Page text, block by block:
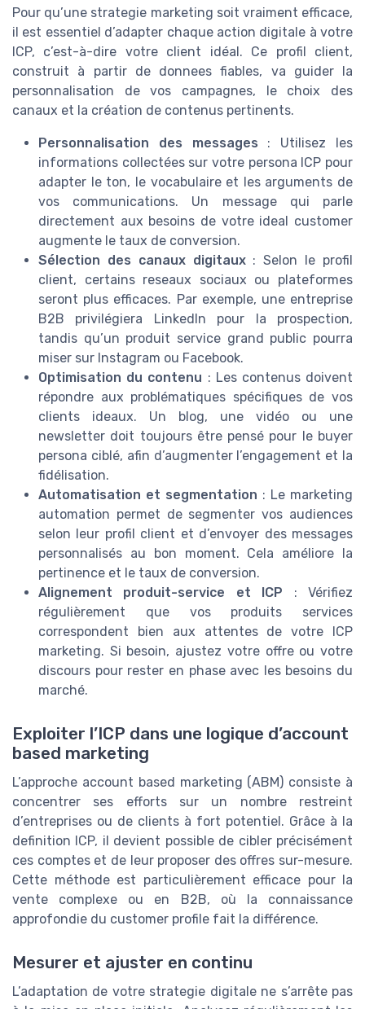
Pour qu’une strategie marketing soit vraiment efficace,
il est essentiel d’adapter chaque action digitale à votre
ICP, c’est-à-dire votre client idéal. Ce profil client,
construit à partir de donnees fiables, va guider la
personnalisation de vos campagnes, le choix des
canaux et la création de contenus pertinents.
Personnalisation des messages : Utilisez les
informations collectées sur votre persona ICP pour
adapter le ton, le vocabulaire et les arguments de
vos communications. Un message qui parle
directement aux besoins de votre ideal customer
augmente le taux de conversion.
Sélection des canaux digitaux: Selon le profil
client, certains reseaux sociaux ou plateformes
seront plus efficaces. Par exemple, une entreprise
B2B privilégiera LinkedIn pour la prospection,
tandis qu’un produit service grand public pourra
miser sur Instagram ou Facebook.
Optimisation du contenu : Les contenus doivent
répondre aux problématiques spécifiques de vos
clients ideaux. Un blog, une vidéo ou une
newsletter doit toujours être pensé pour le buyer
persona ciblé, afin d’augmenter l’engagement et la
fidélisation.
Automatisation et segmentation : Le marketing
automation permet de segmenter vos audiences
selon leur profil client et d’envoyer des messages
personnalisés au bon moment. Cela améliore la
pertinence et le taux de conversion.
Alignement produit-service et ICP : Vérifiez
régulièrement que vos produits services
correspondent bien aux attentes de votre ICP
marketing. Si besoin, ajustez votre offre ou votre
discours pour rester en phase avec les besoins du
marché.
Exploiter l’ICP dans une logique d’account
based marketing
L’approche account based marketing (ABM) consiste à
concentrer ses efforts sur un nombre restreint
d’entreprises ou de clients à fort potentiel. Grâce à la
definition ICP, il devient possible de cibler précisément
ces comptes et de leur proposer des offres sur-mesure.
Cette méthode est particulièrement efficace pour la
vente complexe ou en B2B, où la connaissance
approfondie du customer profile fait la différence.
Mesurer et ajuster en continu
L’adaptation de votre strategie digitale ne s’arrête pas